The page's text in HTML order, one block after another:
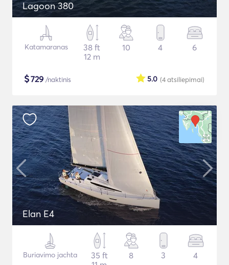
Lagoon 380
Katamaranas
38 ft
12 m
10 4 6
$729 /naktinis (4atsiliepimai)
5.0
Elan E4
Buriavimo jachta
35 ft
8 3 4